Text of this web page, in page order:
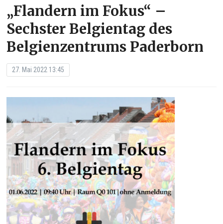
„Flandern im Fokus“ –
Sechster Belgientag des
Belgienzentrums Paderborn
27. Mai 2022 13:45